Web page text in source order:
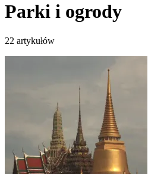
Parki i ogrody
22 artykułów